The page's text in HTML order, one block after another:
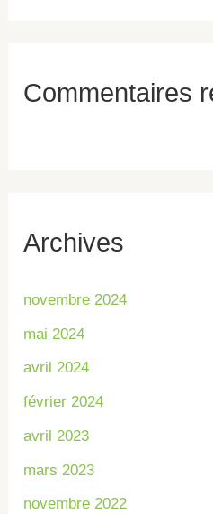
Commentaires
Archives
novembre 2024
mai 2024
avril 2024
février 2024
avril 2023
mars 2023
novembre 2022